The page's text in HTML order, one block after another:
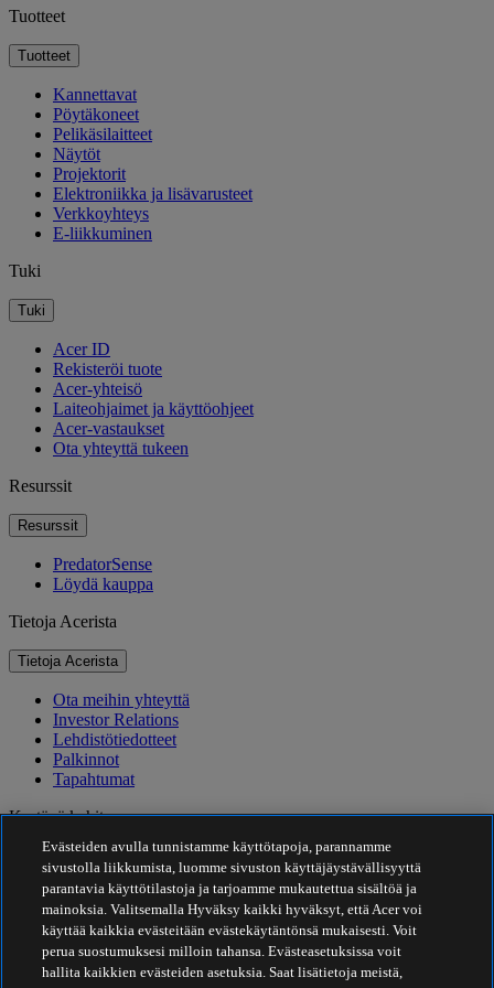
Tuotteet
Tuotteet
Kannettavat
Pöytäkoneet
Pelikäsilaitteet
Näytöt
Projektorit
Elektroniikka ja lisävarusteet
Verkkoyhteys
E-liikkuminen
Tuki
Tuki
Acer ID
Rekisteröi tuote
Acer-yhteisö
Laiteohjaimet ja käyttöohjeet
Acer-vastaukset
Ota yhteyttä tukeen
Resurssit
Resurssit
PredatorSense
Löydä kauppa
Tietoja Acerista
Tietoja Acerista
Ota meihin yhteyttä
Investor Relations
Lehdistötiedotteet
Palkinnot
Tapahtumat
Kestävä kehitys
Kestävä kehitys
Yhteiskuntavastuu
Tuotteen hiilijalanjälki
Project Humanity
Earthion
Evästeiden avulla tunnistamme käyttötapoja, parannamme
sivustolla liikkumista, luomme sivuston käyttäjäystävällisyyttä
parantavia käyttötilastoja ja tarjoamme mukautettua sisältöä ja
mainoksia. Valitsemalla Hyväksy kaikki hyväksyt, että Acer voi
käyttää kaikkia evästeitään evästekäytäntönsä mukaisesti. Voit
perua suostumuksesi milloin tahansa. Evästeasetuksissa voit
hallita kaikkien evästeiden asetuksia. Saat lisätietoja meistä,